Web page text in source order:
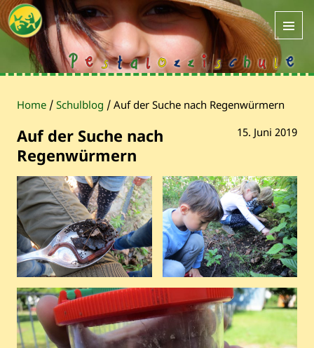
Home / Schulblog / Auf der Suche nach Regenwürmern
15. Juni 2019
Auf der Suche nach
Regenwürmern